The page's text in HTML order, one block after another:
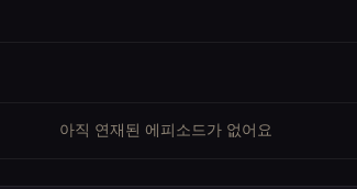
아직 연재된 에피소드가 없어요